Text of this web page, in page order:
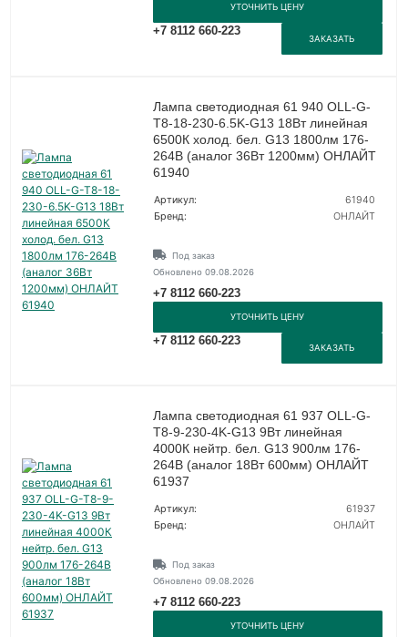
УТОЧНИТЬ ЦЕНУ
+7 8112 660-223
ЗАКАЗАТЬ
Лампа светодиодная 61 940 OLL-G-
T8-18-230-6.5K-G13 18Вт линейная
6500К холод. бел. G13 1800лм 176-
264В (аналог 36Вт 1200мм) ОНЛАЙТ
61940
Артикул:
61940
Бренд:
ОНЛАЙТ
Под заказ
Обновлено 09.08.2026
+7 8112 660-223
УТОЧНИТЬ ЦЕНУ
+7 8112 660-223
ЗАКАЗАТЬ
Лампа светодиодная 61 937 OLL-G-
T8-9-230-4K-G13 9Вт линейная
4000К нейтр. бел. G13 900лм 176-
264В (аналог 18Вт 600мм) ОНЛАЙТ
61937
Артикул:
61937
Бренд:
ОНЛАЙТ
Под заказ
Обновлено 09.08.2026
+7 8112 660-223
УТОЧНИТЬ ЦЕНУ